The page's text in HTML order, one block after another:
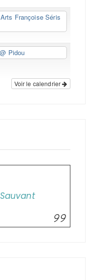
Françoise Séris
@ Pidou
Voir le calendrier